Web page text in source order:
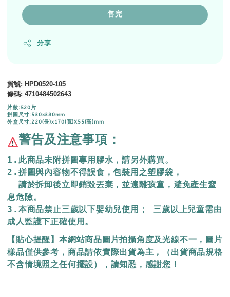
售完
分享
貨號: HPD0520-105
條碼:4710484502643
片數:520片
拼圖尺寸:530x380mm
外盒尺寸:220(長)x170(寬)X55(高)mm
警告及注意事項：
1.此商品未附拼圖專用膠水，請另外購買。
2.拼圖與內容物不得誤食，包裝用之塑膠袋，
  請於拆卸後立即銷毀丟棄，
並遠離孩童，避免產生窒
息危險。
3.本商品禁止三歲以下嬰幼兒使用； 三歲以上兒童需由
成人監護下正確使用。
【貼心提醒】本網站商品圖片拍攝角度及光線不一，圖片
樣品僅供參考，商品請依實際出貨為主，（出貨商品規格
不含情境照之任何擺設），請知悉，感謝您！